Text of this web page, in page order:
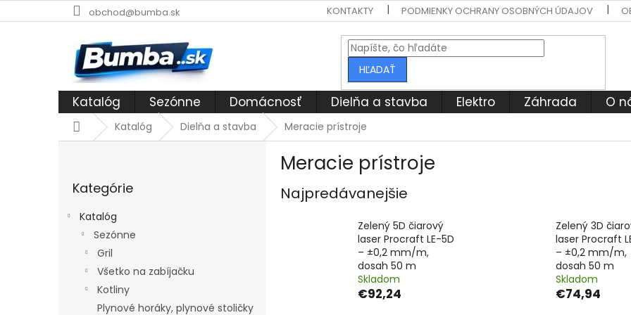
na
obchod@bumba.sk KONTAKTY PODMIENKY OCHRANY OSOBNÝCH ÚDAJOV
HĽADAŤ
Katalóg Sezónne Domácnosť Dielňa a stavba Elektro Záhrada O
DomovKatalóg Dielňa a stavba Meracie prístroje
kategórie
Kategórie
Katalóg
Sezónne
Gril
Všetko na zabíjačku
Kotliny
Plynové horáky, plynové stoličky
Meracie prístroje
Najpredávanejšie
Zelený 5D čiarový
laser Procraft LE-5D
– ±0,2 mm/m,
dosah 50 m
Skladom
€92,24
Zelený 3D
laser Procraft
– ±0,2 mm/m,
dosah 50 m
Skladom
€74,94